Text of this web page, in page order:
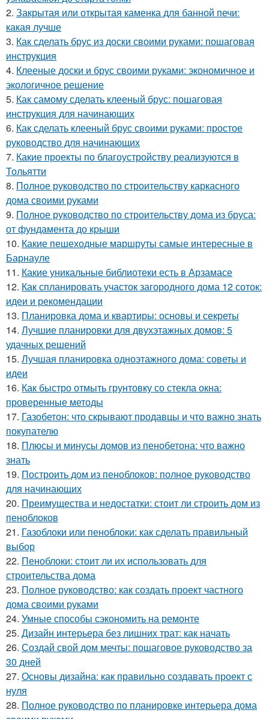
2. Закрытая или открытая каменка для банной печи:
какая лучше
3. Как сделать брус из доски своими руками: пошаговая
инструкция
4. Клееные доски и брус своими руками: экономичное и
экологичное решение
5. Как самому сделать клееный брус: пошаговая
инструкция для начинающих
6. Как сделать клееный брус своими руками: простое
руководство для начинающих
7. Какие проекты по благоустройству реализуются в
Тольятти
8. Полное руководство по строительству каркасного
дома своими руками
9. Полное руководство по строительству дома из бруса:
от фундамента до крыши
10. Какие пешеходные маршруты самые интересные в
Барнауле
11. Какие уникальные библиотеки есть в Арзамасе
12. Как спланировать участок загородного дома 12 соток:
идеи и рекомендации
13. Планировка дома и квартиры: основы и секреты
14. Лучшие планировки для двухэтажных домов: 5
удачных решений
15. Лучшая планировка одноэтажного дома: советы и
идеи
16. Как быстро отмыть грунтовку со стекла окна:
проверенные методы
17. Газобетон: что скрывают продавцы и что важно знать
покупателю
18. Плюсы и минусы домов из пенобетона: что важно
знать
19. Построить дом из пеноблоков: полное руководство
для начинающих
20. Преимущества и недостатки: стоит ли строить дом из
пеноблоков
21. Газоблоки или пеноблоки: как сделать правильный
выбор
22. Пеноблоки: стоит ли их использовать для
строительства дома
23. Полное руководство: как создать проект частного
дома своими руками
24. Умные способы сэкономить на ремонте
25. Дизайн интерьера без лишних трат: как начать
26. Создай свой дом мечты: пошаговое руководство за
30 дней
27. Основы дизайна: как правильно создавать проект с
нуля
28. Полное руководство по планировке интерьера дома